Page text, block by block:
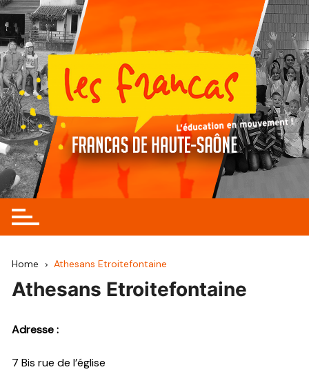
Skip
to
content
Home Athesans Etroitefontaine
Athesans Etroitefontaine
Adresse :
7 Bis rue de l’église